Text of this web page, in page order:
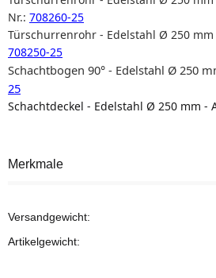
Nr.: 708260-25
Türschurrenrohr - Edelstahl Ø 250
708250-25
Schachtbogen 90° - Edelstahl Ø 250
25
Schachtdeckel - Edelstahl Ø 250 mm -
Merkmale
Versandgewicht:
Artikelgewicht: